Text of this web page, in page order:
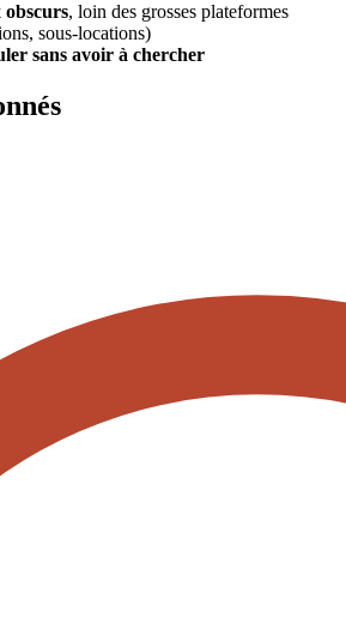
obscurs, loin des grosses plateformes
sous-locations)
sans avoir à chercher